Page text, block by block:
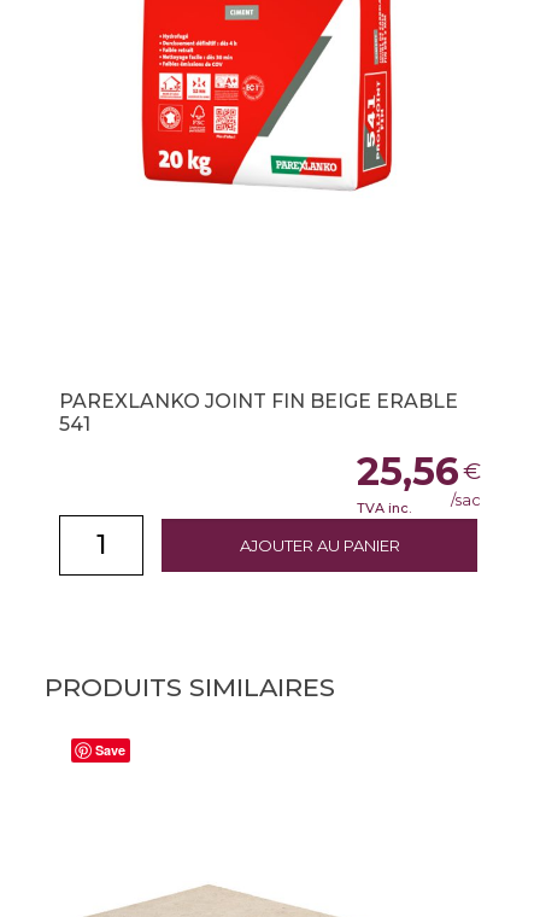
PAREXLANKO JOINT FIN BEIGE ERABLE
541
AJOUTER AU PANIER
25,56€
TVA inc. /sac
PRODUITS SIMILAIRES
Save